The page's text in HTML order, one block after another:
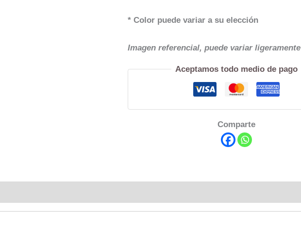
* Color puede variar a su elección
Imagen referencial, puede variar ligeramente
Aceptamos todo medio de pago
Comparte